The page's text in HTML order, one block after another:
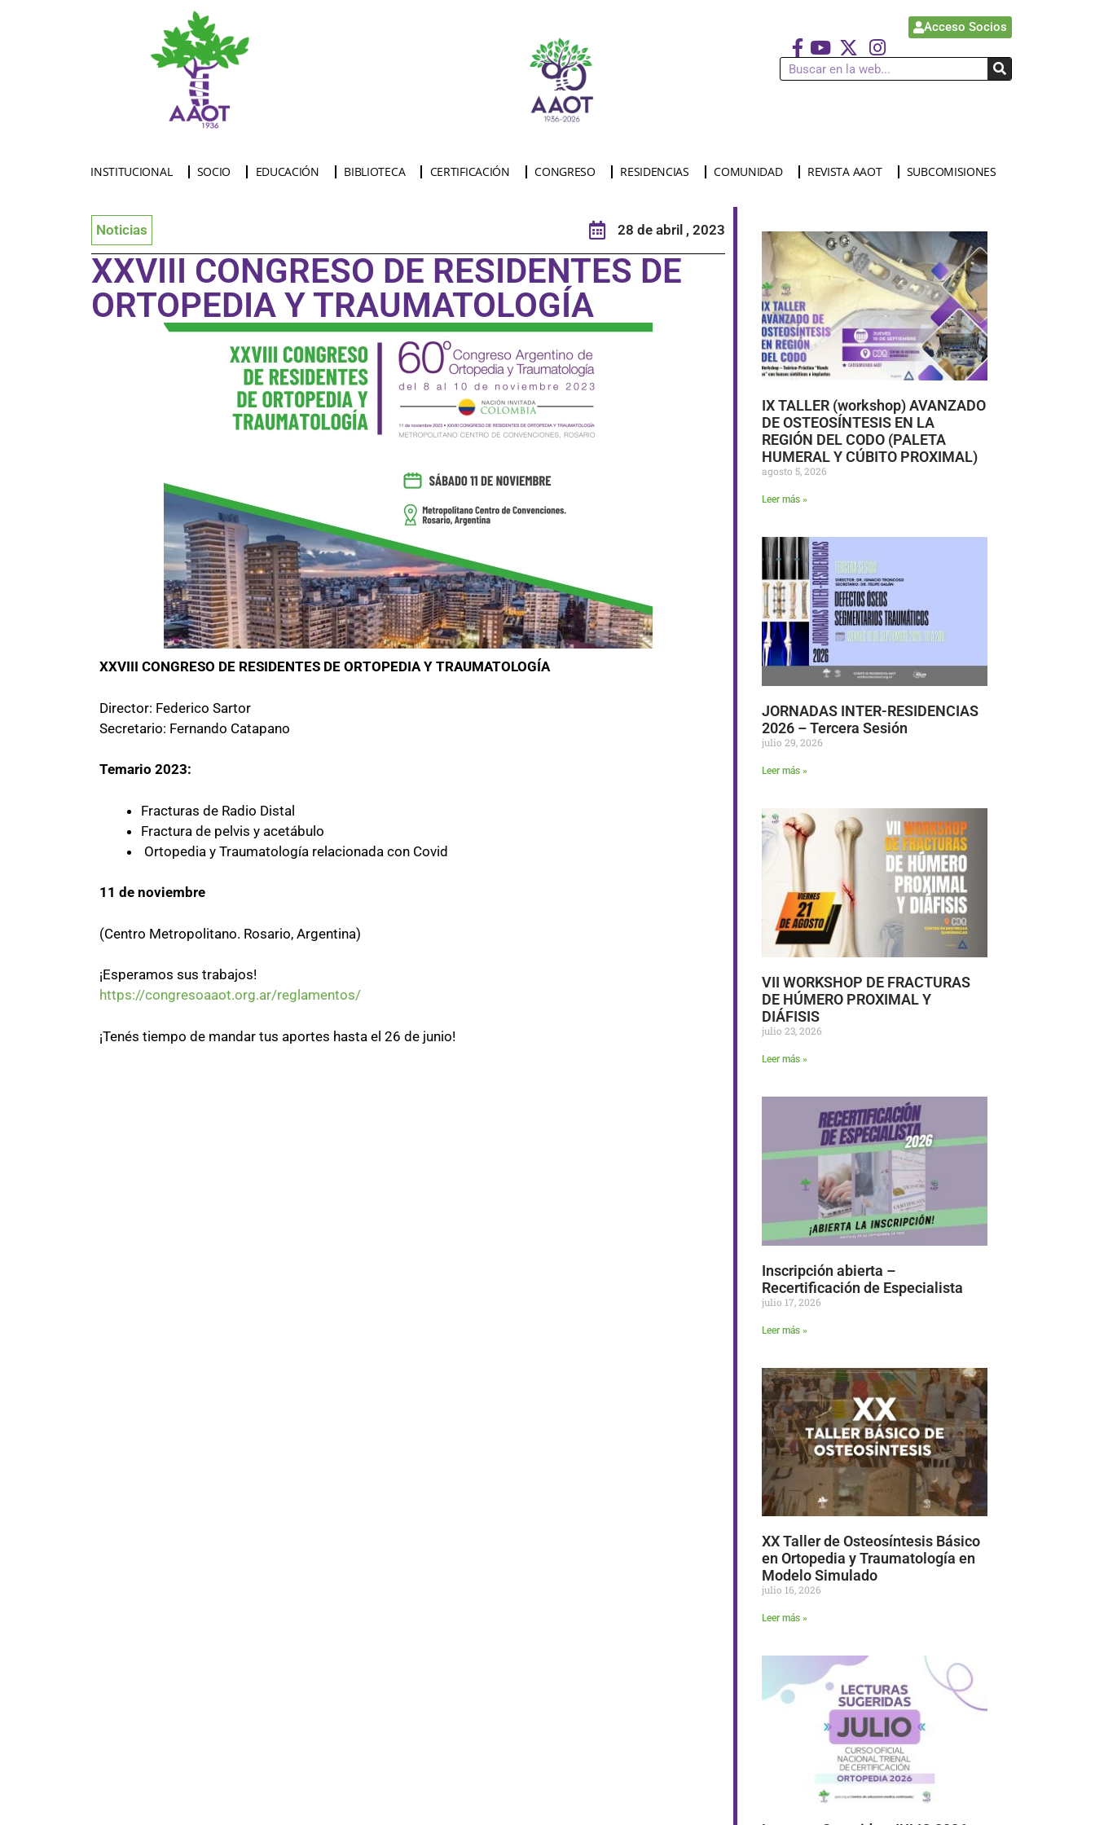
Acceso Socios
INSTITUCIONAL SOCIO EDUCACIÓN BIBLIOTECA CERTIFICACIÓN CONGRESO RESIDENCIAS COMUNIDAD REVISTA AAOT SUBCOMISIONES
Noticias 28 de abril , 2023
XXVIII CONGRESO DE RESIDENTES DE
ORTOPEDIA Y TRAUMATOLOGÍA
XXVIII CONGRESO DE RESIDENTES DE ORTOPEDIA Y TRAUMATOLOGÍA
Director: Federico Sartor
Secretario: Fernando Catapano
Temario 2023:
Fracturas de Radio Distal
Fractura de pelvis y acetábulo
Ortopedia y Traumatología relacionada con Covid
11 de noviembre
(Centro Metropolitano. Rosario, Argentina)
¡Esperamos sus trabajos!
https://congresoaaot.org.ar/reglamentos/
¡Tenés tiempo de mandar tus aportes hasta el 26 de junio!
IX TALLER (workshop) AVANZADO
DE OSTEOSÍNTESIS EN LA
REGIÓN DEL CODO (PALETA
HUMERAL Y CÚBITO PROXIMAL)
agosto 5, 2026
Leer más »
JORNADAS INTER-RESIDENCIAS
2026 – Tercera Sesión
julio 29, 2026
Leer más »
VII WORKSHOP DE FRACTURAS
DE HÚMERO PROXIMAL Y
DIÁFISIS
julio 23, 2026
Leer más »
Inscripción abierta –
Recertificación de Especialista
julio 17, 2026
Leer más »
XX Taller de Osteosíntesis Básico
en Ortopedia y Traumatología en
Modelo Simulado
julio 16, 2026
Leer más »